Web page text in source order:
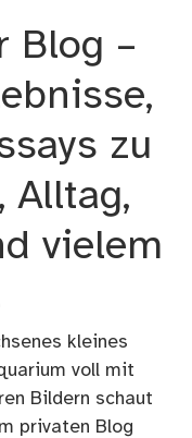
Blog –
zu
Alltag,
vielem
kleines
voll mit
Bildern schaut
privaten Blog